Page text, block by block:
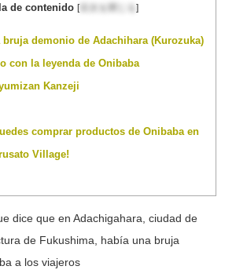
de contenido [目次を閉じる ]
bruja demonio de Adachihara (Kurozuka)
con la leyenda de Onibaba
Kanzeji
comprar productos de Onibaba en
Village!
dice que en Adachigahara, ciudad de
de Fukushima, había una bruja
a los viajeros